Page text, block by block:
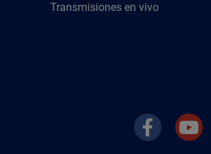
Transmisiones en vivo